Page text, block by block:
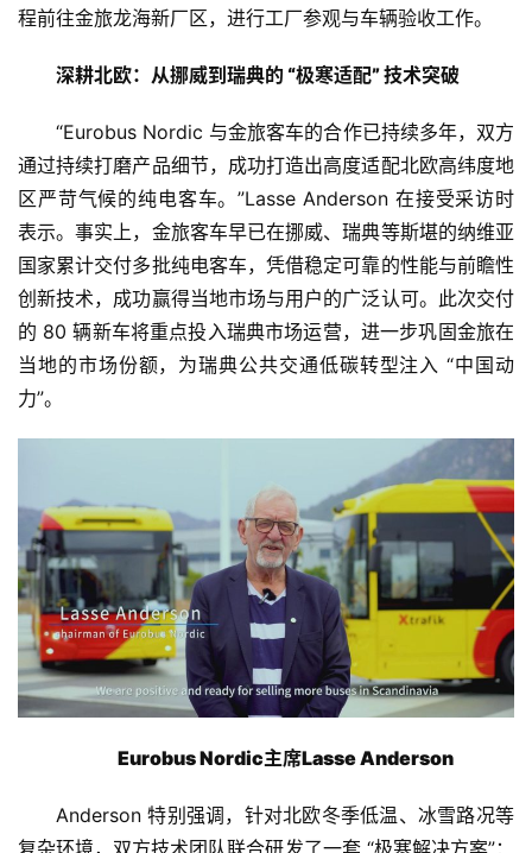
程前往金旅龙海新厂区，进行工厂参观与车辆验收工作。
深耕北欧：从挪威到瑞典的 “极寒适配” 技术突破
“Eurobus Nordic 与金旅客车的合作已持续多年，双方
通过持续打磨产品细节，成功打造出高度适配北欧高纬度地
区严苛气候的纯电客车。”Lasse Anderson 在接受采访时
表示。事实上，金旅客车早已在挪威、瑞典等斯堪的纳维亚
国家累计交付多批纯电客车，凭借稳定可靠的性能与前瞻性
创新技术，成功赢得当地市场与用户的广泛认可。此次交付
的 80 辆新车将重点投入瑞典市场运营，进一步巩固金旅在
当地的市场份额，为瑞典公共交通低碳转型注入 “中国动
力”。
Eurobus Nordic主席Lasse Anderson
Anderson 特别强调，针对北欧冬季低温、冰雪路况等